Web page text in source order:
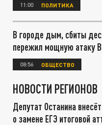
11:00 ПОЛИТИКА
В городе дым, сбиты
пережил мощную атаку
08:56 ОБЩЕСТВО
НОВОСТИ РЕГИОНОВ
Депутат Останина
о замене ЕГЭ итоговой